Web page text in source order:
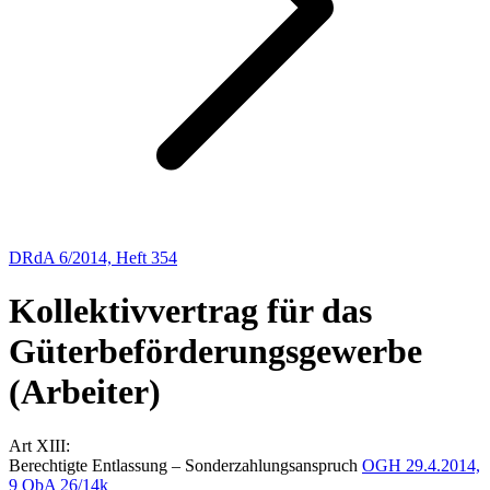
DRdA 6/2014, Heft 354
Kollektivvertrag für das
Güterbeförderungsgewerbe
(Arbeiter)
Art XIII:
Berechtigte Entlassung – Sonderzahlungsanspruch OGH 29.4.2014,
9 ObA 26/14k